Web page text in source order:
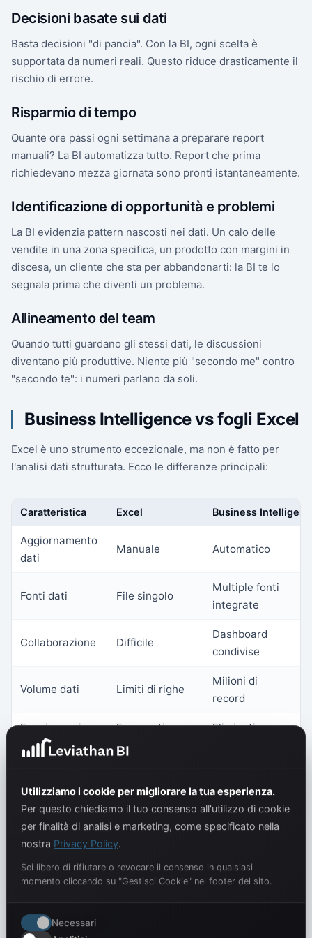
Utilizziamo i cookie per migliorare la tua esperienza.
Per questo chiediamo il tuo consenso all'utilizzo di cookie
per finalità di analisi e marketing, come specificato nella
nostra Privacy Policy.
Sei libero di rifiutare o revocare il consenso in qualsiasi
momento cliccando su "Gestisci Cookie" nel footer del sito.
Necessari
Decisioni basate sui dati
Basta decisioni "di pancia". Con la BI, ogni scelta è
supportata da numeri reali. Questo riduce drasticamente il
rischio di errore.
Risparmio di tempo
Quante ore passi ogni settimana a preparare report
manuali? La BI automatizza tutto. Report che prima
richiedevano mezza giornata sono pronti istantaneamente.
Identificazione di opportunità e problemi
La BI evidenzia pattern nascosti nei dati. Un calo delle
vendite in una zona specifica, un prodotto con margini in
discesa, un cliente che sta per abbandonarti: la BI te lo
segnala prima che diventi un problema.
Allineamento del team
Quando tutti guardano gli stessi dati, le discussioni
diventano più produttive. Niente più "secondo me" contro
"secondo te": i numeri parlano da soli.
Business Intelligence vs fogli Excel
Excel è uno strumento eccezionale, ma non è fatto per
l'analisi dati strutturata. Ecco le differenze principali:
Caratteristica Excel Business
Aggiornamento
dati
Manuale Automatico
Fonti dati File singolo
Multiple fonti
integrate
Collaborazione Difficile
Dashboard
condivise
Volume dati Limiti di righe
Milioni di
record
Errori umani Frequenti Eliminati
Non si tratta di abbandonare Excel, ma di usare lo
strumento giusto per ogni compito. Per l'analisi dati
efficace.
Come iniziare con la Business
Intelligence